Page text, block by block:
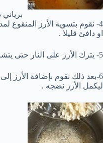
4- نقوم بتسوية الأرز المنقوع
او دافئ قليلا .
5- يترك الأرز على النار حتى يتشرب الماء .
6-بعد ذلك نقوم بإضافة الأرز
ليكمل الأرز نضجه .